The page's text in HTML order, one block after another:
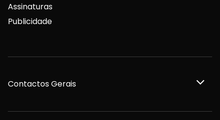
Assinaturas
Publicidade
Contactos Gerais